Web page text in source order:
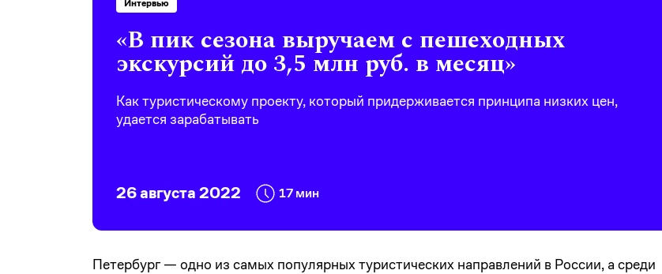
Интервью
«В пик сезона выручаем с пешеходных
экскурсий до 3,5 млн руб. в месяц»
Как туристическому проекту, который придерживается принципа низких цен,
удается зарабатывать
26 августа 2022 17 мин
Петербург — одно из самых популярных туристических направлений в России, а среди